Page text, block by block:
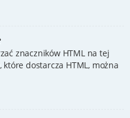
znaczników HTML na tej
dostarcza HTML, można